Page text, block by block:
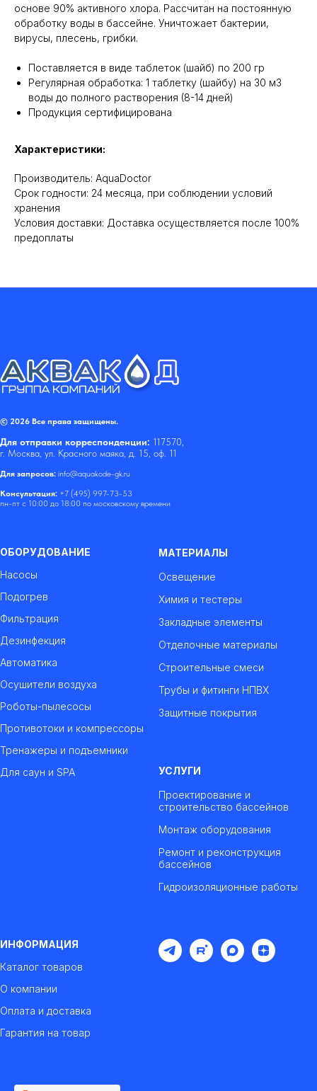
основе 90% активного хлора. Рассчитан на постоянную
обработку воды в бассейне. Уничтожает бактерии,
вирусы, плесень, грибки.
Поставляется в виде таблеток (шайб) по 200 гр
Регулярная обработка: 1 таблетку (шайбу) на 30 м3
воды до полного растворения (8-14 дней)
Продукция сертифицирована
Характеристики:
Производитель: AquaDoctor
Срок годности: 24 месяца, при соблюдении условий
хранения
Условия доставки: Доставка осуществляется после 100%
предоплаты
© 2026 Все права защищены.
Для отправки корреспонденции: 117570,
г. Москва, ул. Красного маяка, д. 15, оф. 11
Для запросов: info@aquakode-gk.ru
Консультация: +7 (495) 997-73-53
пн-пт с 10:00 до 18:00 по московскому времени
ОБОРУДОВАНИЕ
Насосы
Подогрев
Фильтрация
Дезинфекция
Автоматика
Осушители воздуха
Роботы-пылесосы
Противотоки и компрессоры
Тренажеры и подъемники
Для саун и SPA
МАТЕРИАЛЫ
Освещение
Химия и тестеры
Закладные элементы
Отделочные материалы
Строительные смеси
Трубы и фитинги НПВХ
Защитные покрытия
УСЛУГИ
Проектирование и
строительство бассейнов
Монтаж оборудования
Ремонт и реконструкция
бассейнов
Гидроизоляционные работы
ИНФОРМАЦИЯ
Каталог товаров
О компании
Оплата и доставка
Гарантия на товар